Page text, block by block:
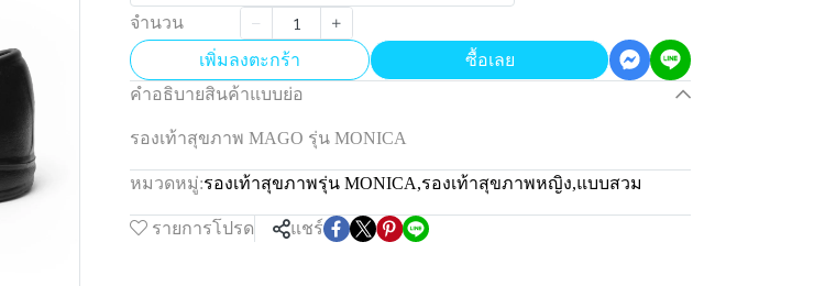
จำนวน
เพิ่มลงตะกร้า
ซื้อเลย
คำอธิบายสินค้าแบบย่อ
รองเท้าสุขภาพ MAGO รุ่น MONICA
หมวดหมู่:รองเท้าสุขภาพรุ่น MONICA,รองเท้าสุขภาพหญิง,แบบสวม
รายการโปรด แชร์